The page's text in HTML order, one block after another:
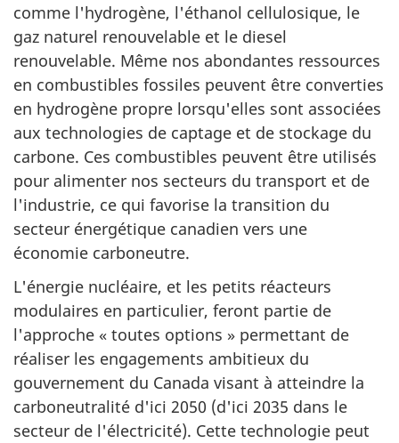
comme l'hydrogène, l'éthanol cellulosique, le
gaz naturel renouvelable et le diesel
renouvelable. Même nos abondantes ressources
en combustibles fossiles peuvent être converties
en hydrogène propre lorsqu'elles sont associées
aux technologies de captage et de stockage du
carbone. Ces combustibles peuvent être utilisés
pour alimenter nos secteurs du transport et de
l'industrie, ce qui favorise la transition du
secteur énergétique canadien vers une
économie carboneutre.
L'énergie nucléaire, et les petits réacteurs
modulaires en particulier, feront partie de
l'approche « toutes options » permettant de
réaliser les engagements ambitieux du
gouvernement du Canada visant à atteindre la
carboneutralité d'ici 2050 (d'ici 2035 dans le
secteur de l'électricité). Cette technologie peut